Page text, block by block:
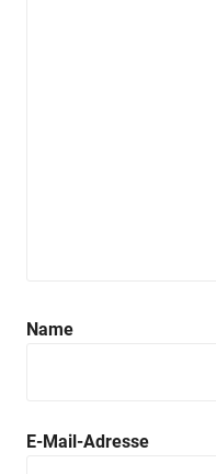
Name
E-Mail-Adresse